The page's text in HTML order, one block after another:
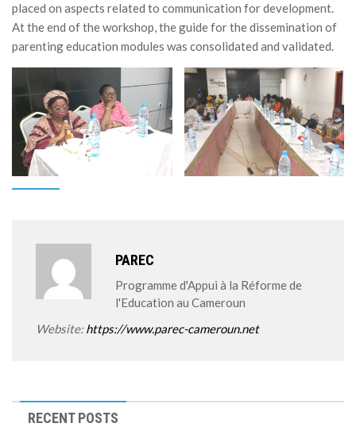
placed on aspects related to communication for development.
At the end of the workshop, the guide for the dissemination of
parenting education modules was consolidated and validated.
PAREC
Programme d'Appui à la Réforme de
l'Education au Cameroun
Website:https://www.parec-cameroun.net
RECENT POSTS